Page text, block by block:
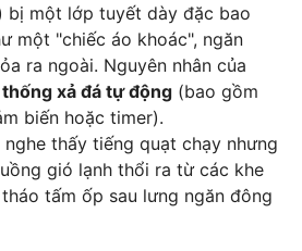
bị một lớp tuyết dày đặc bao
một "chiếc áo khoác", ngăn
ra ngoài. Nguyên nhân của
xả đá tự động (bao gồm
biến hoặc timer).
nghe thấy tiếng quạt chạy nhưng
gió lạnh thổi ra từ các khe
tấm ốp sau lưng ngăn đông